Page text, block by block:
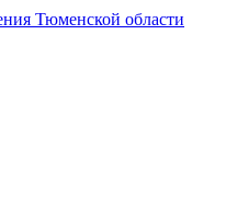
Тюменской области